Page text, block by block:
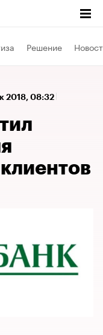
Решение
2018, 08:32